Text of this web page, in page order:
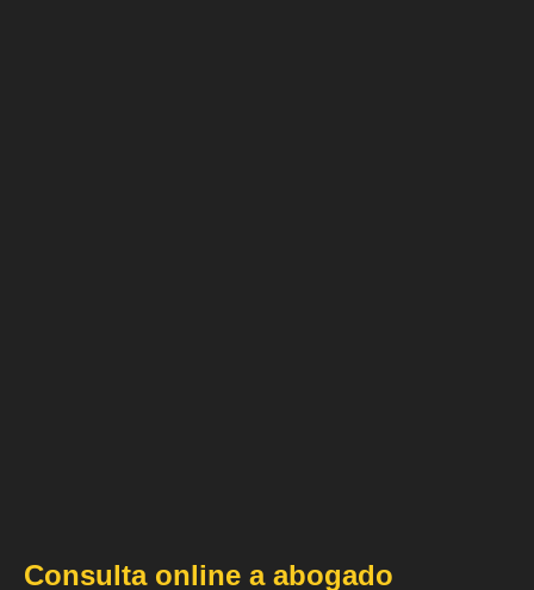
Consulta online a abogado